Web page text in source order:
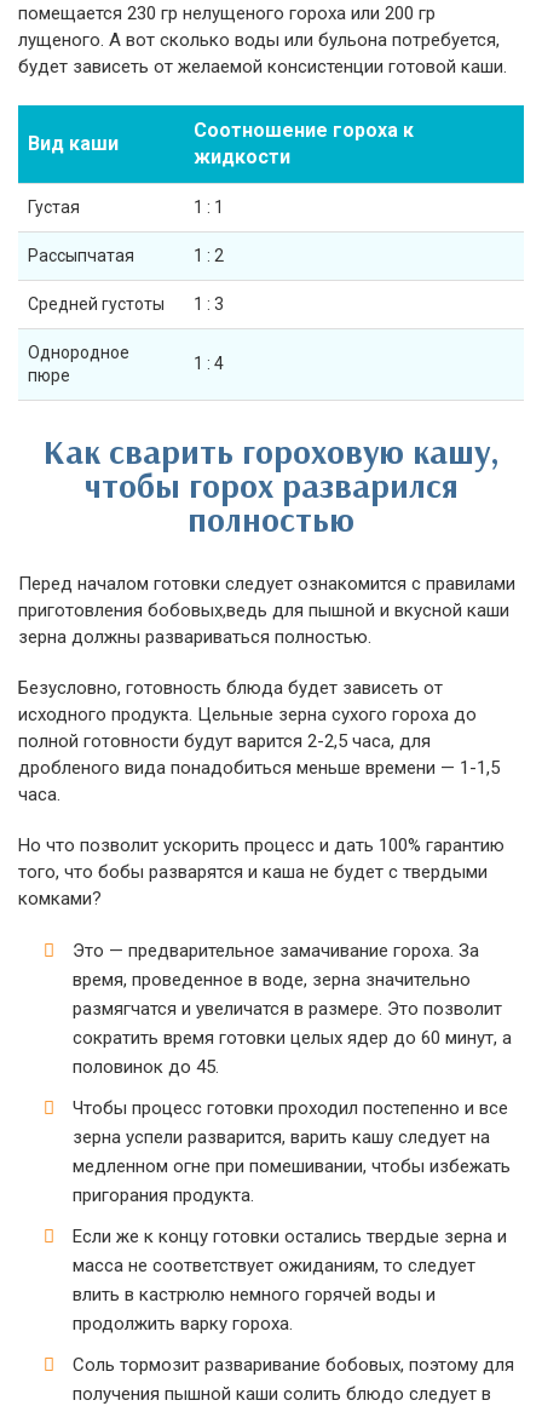
помещается 230 гр нелущеного гороха или 200 гр
лущеного. А вот сколько воды или бульона потребуется,
будет зависеть от желаемой консистенции готовой каши.
Вид каши
Соотношение гороха к
жидкости
Густая 1 : 1
Рассыпчатая 1 : 2
Средней густоты 1 : 3
Однородное
пюре
1 : 4
Как сварить гороховую кашу,
чтобы горох разварился
полностью
Перед началом готовки следует ознакомится с правилами
приготовления бобовых,ведь для пышной и вкусной каши
зерна должны развариваться полностью.
Безусловно, готовность блюда будет зависеть от
исходного продукта. Цельные зерна сухого гороха до
полной готовности будут варится 2-2,5 часа, для
дробленого вида понадобиться меньше времени — 1-1,5
часа.
Но что позволит ускорить процесс и дать 100% гарантию
того, что бобы разварятся и каша не будет с твердыми
комками?
Это — предварительное замачивание гороха. За
время, проведенное в воде, зерна значительно
размягчатся и увеличатся в размере. Это позволит
сократить время готовки целых ядер до 60 минут, а
половинок до 45.
Чтобы процесс готовки проходил постепенно и все
зерна успели разварится, варить кашу следует на
медленном огне при помешивании, чтобы избежать
пригорания продукта.
Если же к концу готовки остались твердые зерна и
масса не соответствует ожиданиям, то следует
влить в кастрюлю немного горячей воды и
продолжить варку гороха.
Соль тормозит разваривание бобовых, поэтому для
получения пышной каши солить блюдо следует в